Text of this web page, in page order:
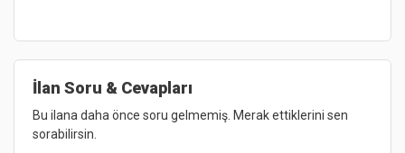
İlan Soru & Cevapları
Bu ilana daha önce soru gelmemiş. Merak ettiklerini sen
sorabilirsin.